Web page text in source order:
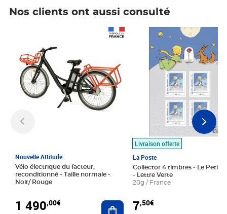
Nos clients ont aussi consulté
Nouvelle Attitude
Vélo électrique du facteur,
reconditionné - Taille normale -
Noir/ Rouge
1 490,00€ Ajouter au panier
Livraison offerte
La Poste
Collector 4 timbres - Le Petit
- Lettre Verte
20g / France
7,50€
Prix 7,50€